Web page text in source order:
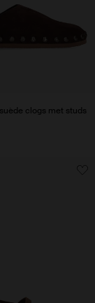
clogs met studs